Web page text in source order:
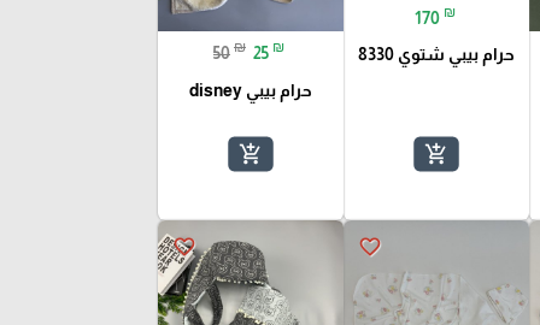
170 ₪
حرام بيبي شتوي 8330
add_shopping_cart
50 ₪ 25 ₪
حرام بيبي disney
add_shopping_cart
favorite_border
favorite_border